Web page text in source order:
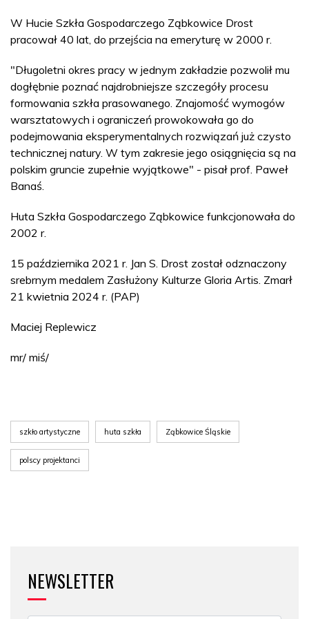
W Hucie Szkła Gospodarczego Ząbkowice Drost
pracował 40 lat, do przejścia na emeryturę w 2000 r.
"Długoletni okres pracy w jednym zakładzie pozwolił mu
dogłębnie poznać najdrobniejsze szczegóły procesu
formowania szkła prasowanego. Znajomość wymogów
warsztatowych i ograniczeń prowokowała go do
podejmowania eksperymentalnych rozwiązań już czysto
technicznej natury. W tym zakresie jego osiągnięcia są na
polskim gruncie zupełnie wyjątkowe" - pisał prof. Paweł
Banaś.
Huta Szkła Gospodarczego Ząbkowice funkcjonowała do
2002 r.
15 października 2021 r. Jan S. Drost został odznaczony
srebrnym medalem Zasłużony Kulturze Gloria Artis. Zmarł
21 kwietnia 2024 r. (PAP)
Maciej Replewicz
mr/ miś/
szkło artystyczne huta szkła Ząbkowice Śląskie
polscy projektanci
NEWSLETTER